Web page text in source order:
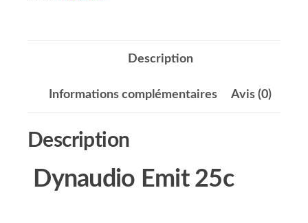
Description
Informations complémentaires Avis (0)
Description
Dynaudio Emit 25c